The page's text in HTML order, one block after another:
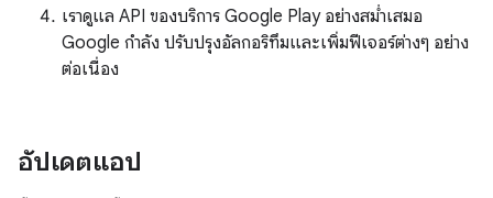
เราดูแล API ของบริการ Google Play อย่างสม่ำเสมอ
Google กำลัง ปรับปรุงอัลกอริทึมและเพิ่มฟีเจอร์ต่างๆ อย่าง
ต่อเนื่อง
อัปเดตแอป